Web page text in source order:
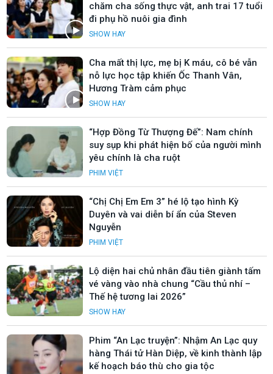
chăm cha sống thực vật, anh trai 17 tuổi
đi phụ hồ nuôi gia đình
SHOW HAY
Cha mất thị lực, mẹ bị K máu, cô bé vẫn
nỗ lực học tập khiến Ốc Thanh Vân,
Hương Tràm cảm phục
SHOW HAY
“Hợp Đồng Từ Thượng Đế”: Nam chính
suy sụp khi phát hiện bố của người mình
yêu chính là cha ruột
PHIM VIỆT
“Chị Chị Em Em 3” hé lộ tạo hình Kỳ
Duyên và vai diễn bí ẩn của Steven
Nguyễn
PHIM VIỆT
Lộ diện hai chủ nhân đầu tiên giành tấm
vé vàng vào nhà chung “Cầu thủ nhí –
Thế hệ tương lai 2026”
SHOW HAY
Phim “An Lạc truyện”: Nhậm An Lạc quy
hàng Thái tử Hàn Diệp, về kinh thành lập
kế hoạch báo thù cho gia tộc